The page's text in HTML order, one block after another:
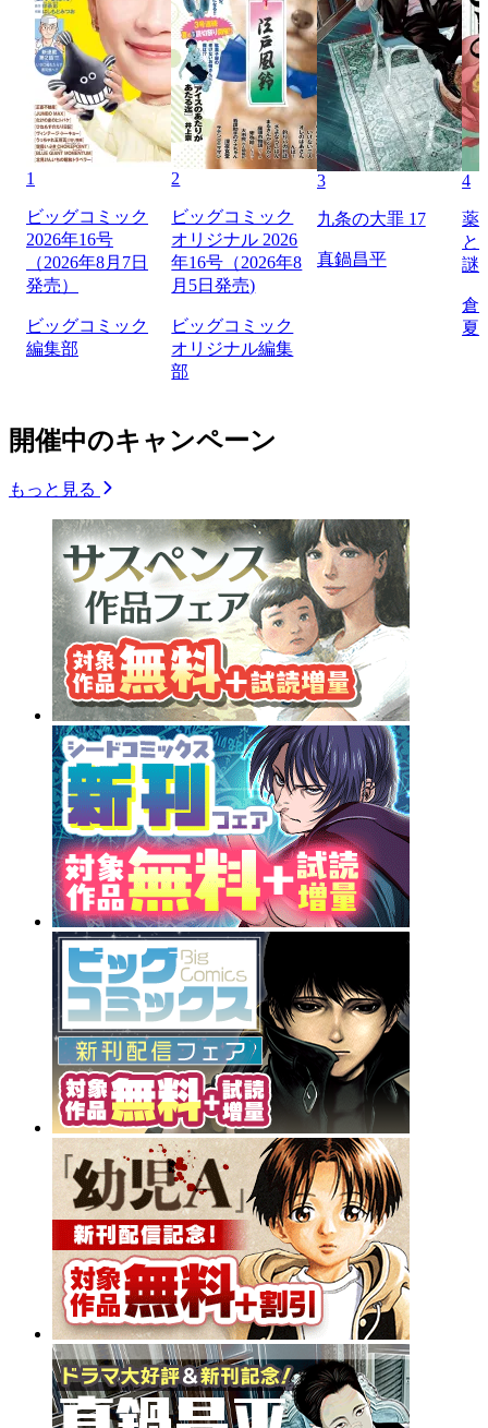
1
ビッグコミック
2026年16号
（2026年8月7日
発売）
ビッグコミック
編集部
2
ビッグコミック
オリジナル 2026
年16号（2026年8
月5日発売)
ビッグコミック
オリジナル編集
部
3
九条の大罪 17
真鍋昌平
4
薬
と
謎
倉
夏
開催中のキャンペーン
もっと見る